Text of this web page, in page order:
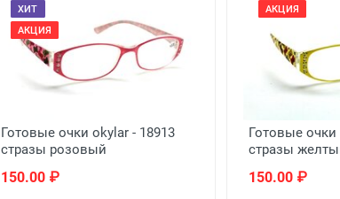
ХИТ
АКЦИЯ
Готовые очки okylar - 18913
стразы розовый
150.00 ₽
АКЦИЯ
Готовые очки
стразы
150.00 ₽